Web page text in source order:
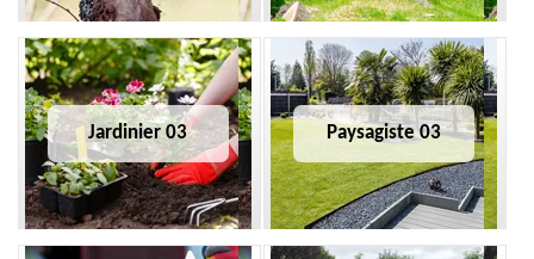
Jardinier 03 Paysagiste 03